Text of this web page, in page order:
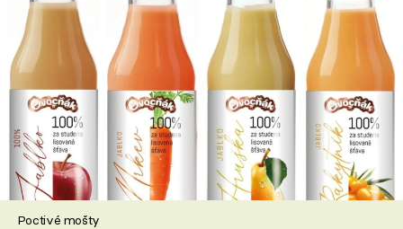
Poctivé mošty